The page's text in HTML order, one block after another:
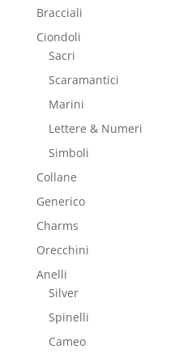
Bracciali
Ciondoli
Sacri
Scaramantici
Marini
Lettere & Numeri
Simboli
Collane
Generico
Charms
Orecchini
Anelli
Silver
Spinelli
Cameo